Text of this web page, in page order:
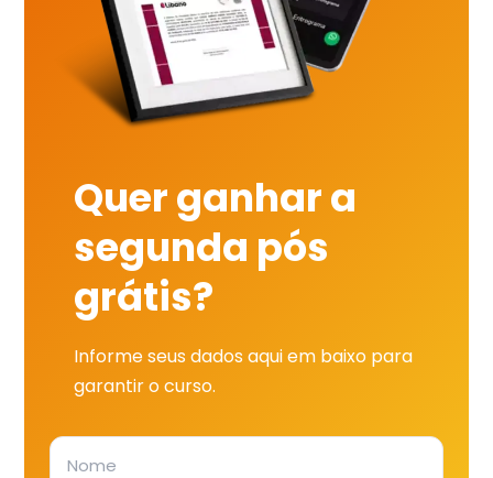
Quer ganhar a
segunda pós
grátis?
Informe seus dados aqui em baixo para
garantir o curso.